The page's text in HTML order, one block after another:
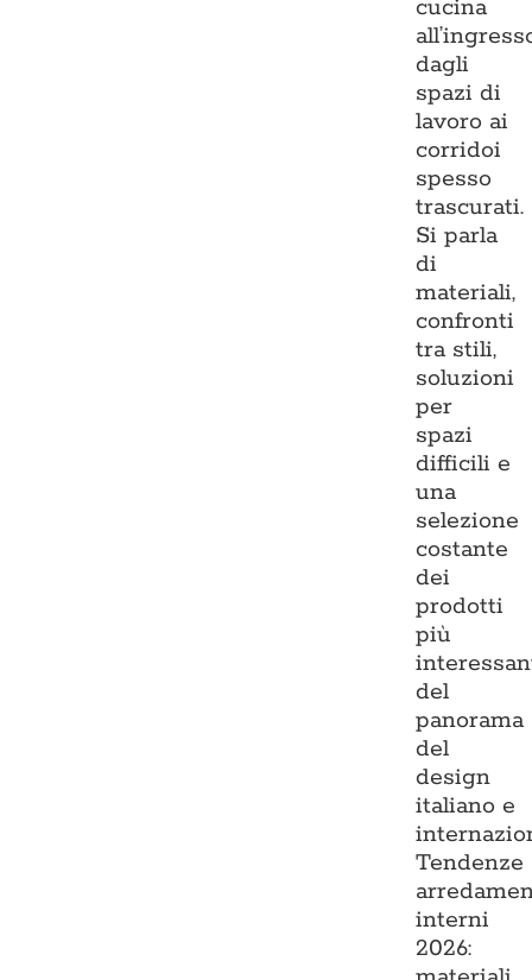
cucina
dagli
spazi di
lavoro ai
corridoi
spesso
trascurati.
Si parla
di
materiali,
confronti
tra stili,
soluzioni
per
spazi
difficili e
una
selezione
costante
dei
prodotti
più
del
panorama
del
design
italiano e
Tendenze
interni
2026: